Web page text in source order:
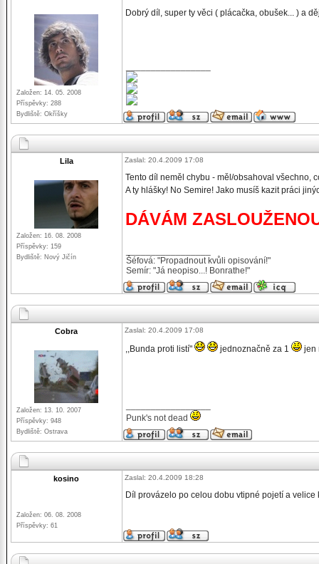
Založen: 14. 05. 2008
Příspěvky: 288
Bydliště: Okříšky
Dobrý díl, super ty věci ( plácačka, obušek... ) a
Lila
Založen: 16. 08. 2008
Příspěvky: 159
Bydliště: Nový Jičín
Zaslal: 20.4.2009 17:08
Tento díl neměl chybu - měl/obsahoval všechno,
A ty hlášky! No Semire! Jako musíš kazit práci
DÁVÁM
Šéfová: "Propadnout kvůli opisování!"
Semír: "Já neopiso...! Bonrathe!"
Cobra
Založen: 13. 10. 2007
Příspěvky: 948
Bydliště: Ostrava
Zaslal: 20.4.2009 17:08
,,Bunda proti listí" jednoznačně za 1 jen
Punk's not dead
kosino
Založen: 06. 08. 2008
Příspěvky: 61
Zaslal: 20.4.2009 18:28
Díl provázelo po celou dobu vtipné pojetí a